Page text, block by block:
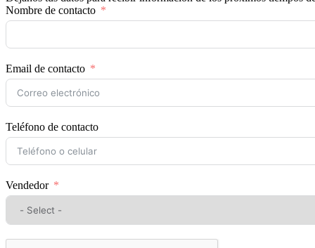
Nombre de contacto
Email de contacto
Teléfono de contacto
Vendedor